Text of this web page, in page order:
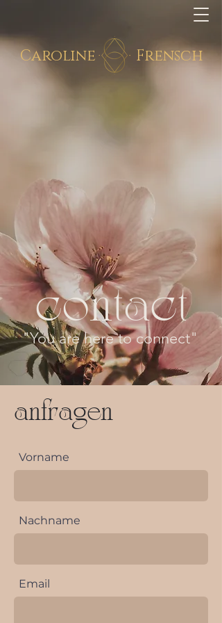
Caroline Frensch
contact
"You are here to connect"
anfragen
Vorname
Nachname
Email